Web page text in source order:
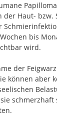
der Haut- bzw.
bis
wird.
der
können aber
schmerzhaft